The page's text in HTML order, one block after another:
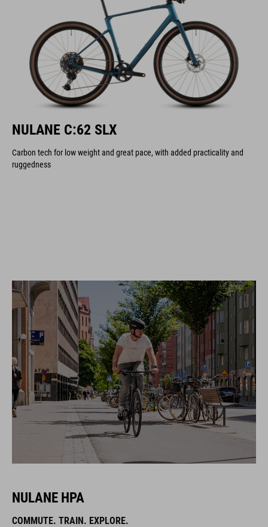
NULANE C:62 SLX
Carbon tech for low weight and great pace, with added practicality and
ruggedness
NULANE HPA
COMMUTE. TRAIN. EXPLORE.